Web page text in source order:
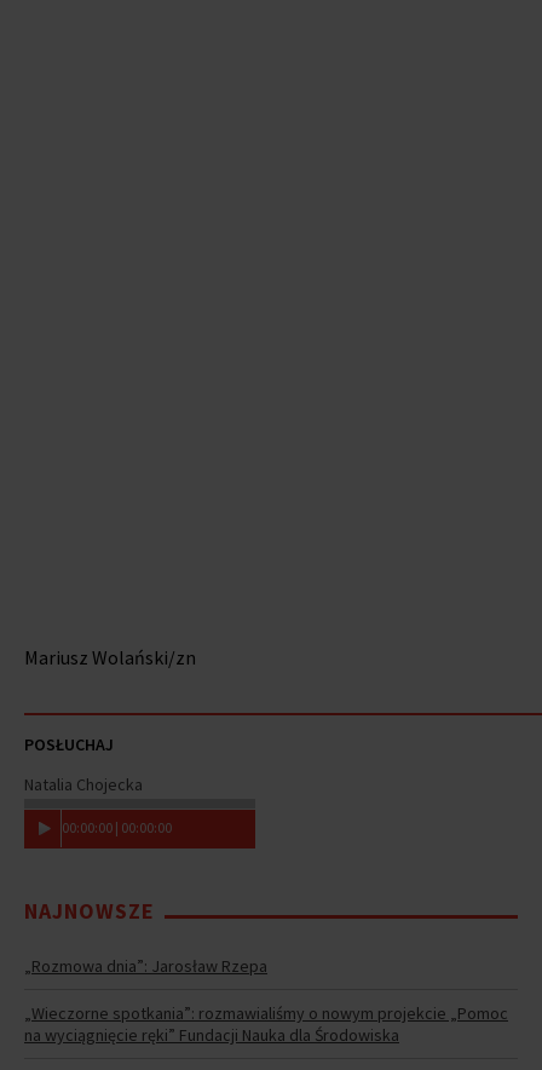
Mariusz Wolański/zn
POSŁUCHAJ
Natalia Chojecka
00:00:00 | 00:00:00
NAJNOWSZE
„Rozmowa dnia”: Jarosław Rzepa
„Wieczorne spotkania”: rozmawialiśmy o nowym projekcie „Pomoc
na wyciągnięcie ręki” Fundacji Nauka dla Środowiska